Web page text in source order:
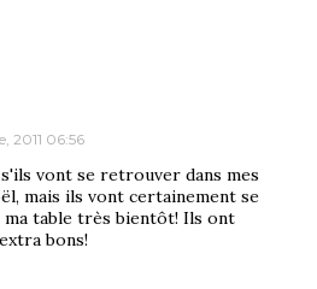
2011 06:56
s'ils vont se retrouver dans mes
mais ils vont certainement se
table très bientôt! Ils ont
bons!